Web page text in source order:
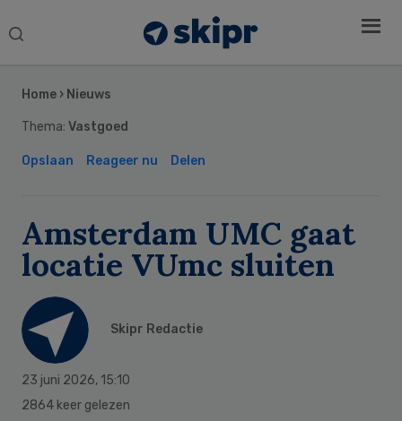
Search
Home › Nieuws
Thema: Vastgoed
Opslaan Reageer nu Delen
Amsterdam UMC gaat
locatie VUmc sluiten
Skipr Redactie
23 juni 2026, 15:10
2864 keer gelezen
Sidebar